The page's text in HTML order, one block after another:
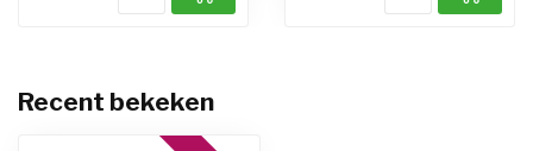
Recent bekeken